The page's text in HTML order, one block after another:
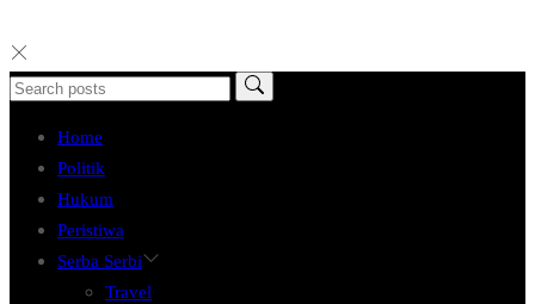
Home
Politik
Hukum
Peristiwa
Serba Serbi
Travel